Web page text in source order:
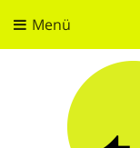
Menü